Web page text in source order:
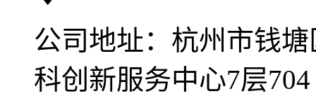
公司地址： 杭州市钱
科创新服务中心7层704